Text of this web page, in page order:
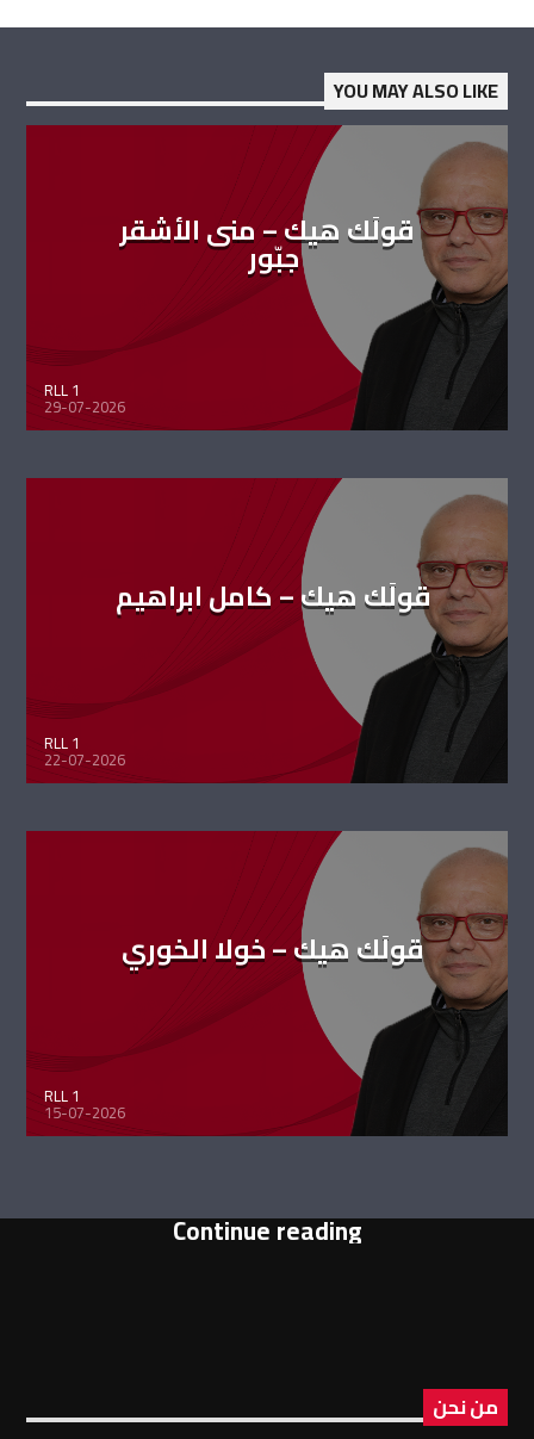
YOU MAY ALSO LIKE
قولَك هيك – منى الأشقر
جبّور
RLL 1
29-07-2026
قولَك هيك – كامل ابراهيم
RLL 1
22-07-2026
قولَك هيك – خولا الخوري
RLL 1
15-07-2026
Continue reading
من نحن